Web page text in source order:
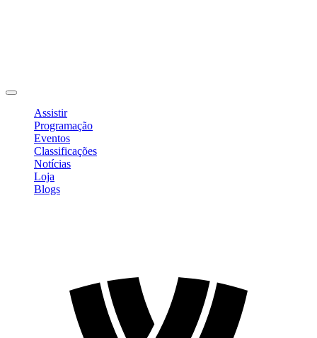
Assistir
Programação
Eventos
Classificações
Notícias
Loja
Blogs